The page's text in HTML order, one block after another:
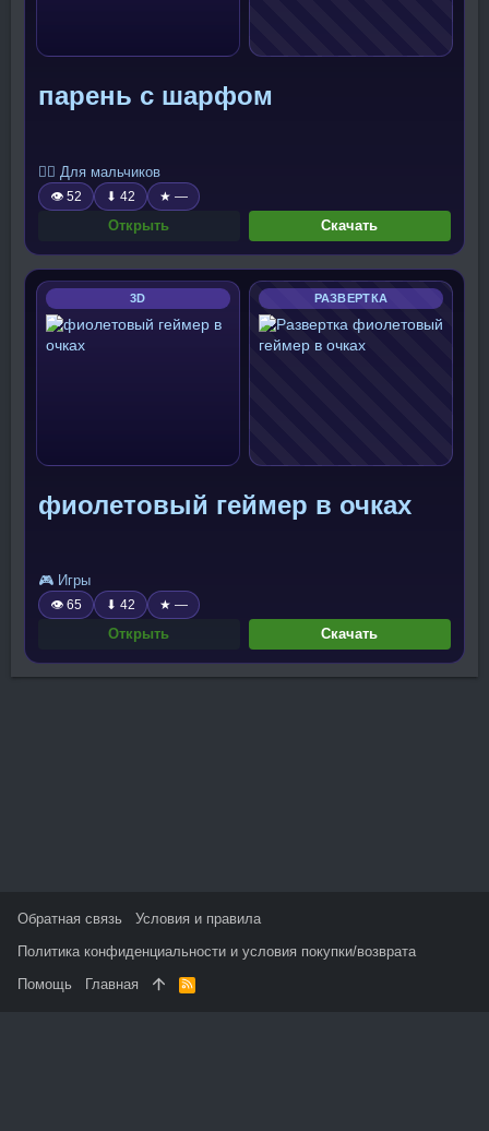
парень с шарфом
🧍‍♂️ Для мальчиков
👁 52 ⬇ 42 ★ —
Открыть Скачать
3D РАЗВЕРТКА
фиолетовый геймер в очках
🎮 Игры
👁 65 ⬇ 42 ★ —
Открыть Скачать
Обратная связь
Условия и правила
Политика конфиденциальности и условия покупки/возврата
Помощь
Главная
R